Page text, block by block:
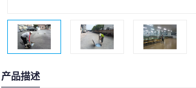
产品描述